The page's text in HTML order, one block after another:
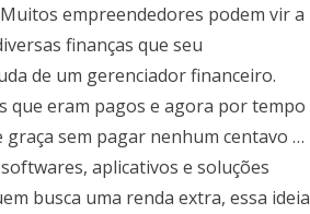
empreendedores podem vir a
finanças que seu
de um gerenciador financeiro.
que eram pagos e agora por tempo
sem pagar nenhum centavo …
aplicativos e soluções
busca uma renda extra, essa ideia